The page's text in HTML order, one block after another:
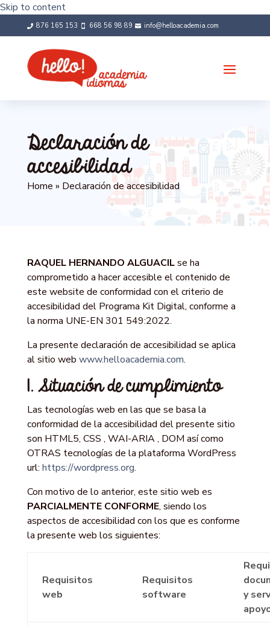
Skip to content
 876 165 153  668 56 98 89  info@helloacademia.com
Declaración de
accesibilidad
Home » Declaración de accesibilidad
RAQUEL HERNANDO ALGUACILse ha
comprometido a hacer accesible el contenido de
este website de conformidad con el criterio de
accesibilidad del Programa Kit Digital, conforme a
la norma UNE-EN 301 549:2022.
La presente declaración de accesibilidad se aplica
al sitio web www.helloacademia.com.
1. Situación de cumplimiento
Las tecnologías web en las que se basa la
conformidad de la accesibilidad del presente sitio
son HTML5, CSS , WAI-ARIA , DOM así como
OTRAS tecnologías de la plataforma WordPress
url: https://wordpress.org.
Con motivo de lo anterior, este sitio web es
PARCIALMENTE CONFORME, siendo los
aspectos de accesibilidad con los que es conforme
la presente web los siguientes:
Requisitos
web
Requisitos
software
y